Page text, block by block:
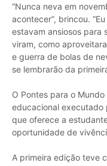
“Nunca neva em
acontecer”, brincou.
estavam ansiosos para
viram, como
e guerra de bolas de
se lembrarão da
O Pontes para o
educacional executado
que oferece a
oportunidade de
A primeira edição teve